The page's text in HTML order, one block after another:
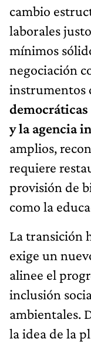
cambio
laborales
mínimos
negociación
instrumentos
y la agencia
amplios,
requiere
provisión de
como la
La transición
exige un
alinee el
inclusión
ambientales.
la idea de la